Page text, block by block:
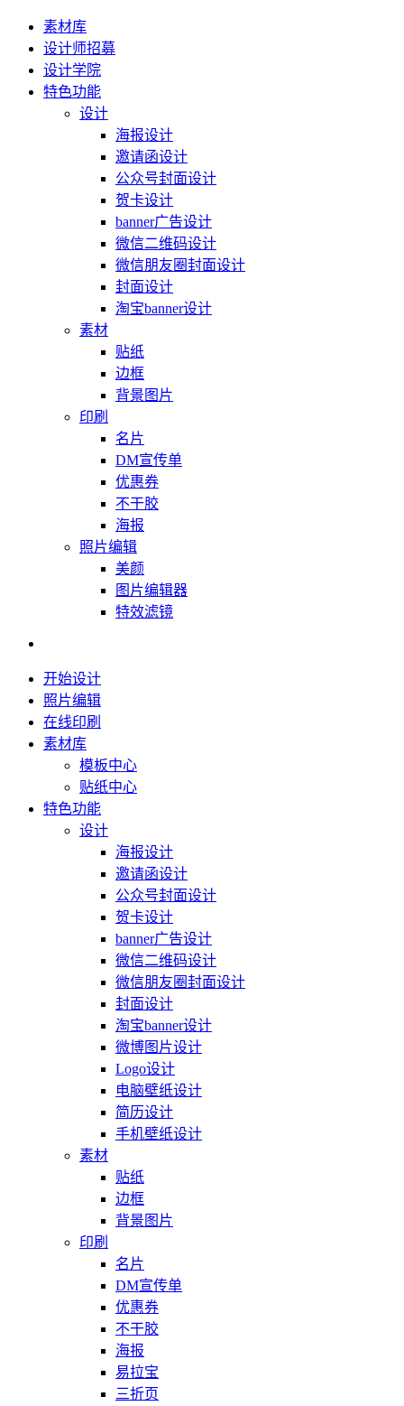
素材库
设计师招募
设计学院
特色功能
设计
海报设计
邀请函设计
公众号封面设计
贺卡设计
banner广告设计
微信二维码设计
微信朋友圈封面设计
封面设计
淘宝banner设计
素材
贴纸
边框
背景图片
印刷
名片
DM宣传单
优惠券
不干胶
海报
照片编辑
美颜
图片编辑器
特效滤镜
开始设计
照片编辑
在线印刷
素材库
模板中心
贴纸中心
特色功能
设计
海报设计
邀请函设计
公众号封面设计
贺卡设计
banner广告设计
微信二维码设计
微信朋友圈封面设计
封面设计
淘宝banner设计
微博图片设计
Logo设计
电脑壁纸设计
简历设计
手机壁纸设计
素材
贴纸
边框
背景图片
印刷
名片
DM宣传单
优惠券
不干胶
海报
易拉宝
三折页